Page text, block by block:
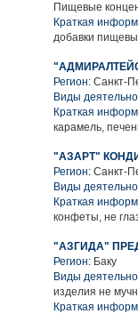
Пищевые
Краткая
добавки
Регион: Санкт-
Виды
Краткая
карамель,
"АЗАРТ"
Регион: Санкт-
Виды
Краткая
конфеты, не
"АЗГИДА"
Регион: Баку
Виды
изделия не
Краткая